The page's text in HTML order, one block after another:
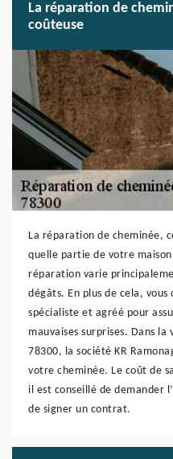
La réparation de
coûteuse
La réparation de cheminée,
quelle partie de votre
réparation varie
dégâts. En plus de cela,
spécialiste et agréé pour
mauvaises surprises. Dans
78300, la société KR
votre cheminée. Le coût de
il est conseillé de demander
de signer un contrat.